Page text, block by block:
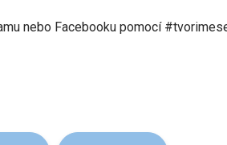
nebo Facebooku pomocí